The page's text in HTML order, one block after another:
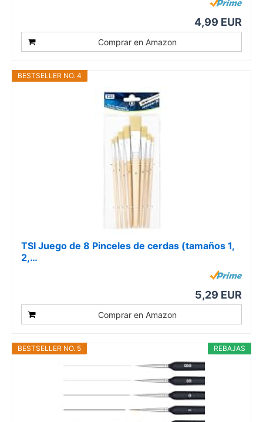
4,99 EUR
Comprar en Amazon
BESTSELLER NO. 4
TSI Juego de 8 Pinceles de cerdas (tamaños 1,
2,…
5,29 EUR
Comprar en Amazon
REBAJAS
BESTSELLER NO. 5